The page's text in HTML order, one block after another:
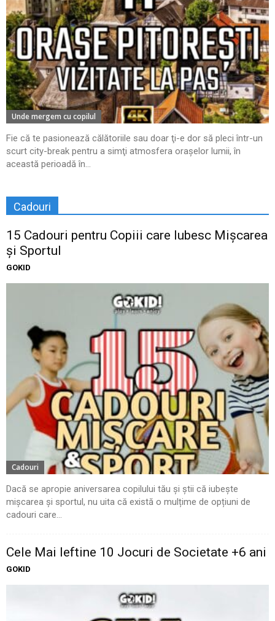
Unde mergem cu copilul
Fie că te pasionează călătoriile sau doar ţi-e dor să pleci într-un
scurt city-break pentru a simţi atmosfera oraşelor lumii, în
această perioadă în...
Cadouri
15 Cadouri pentru Copiii care Iubesc Mișcarea
și Sportul
GOKID
Cadouri
Dacă se apropie aniversarea copilului tău și știi că iubește
mișcarea și sportul, nu uita că există o mulțime de opțiuni de
cadouri care...
Cele Mai Ieftine 10 Jocuri de Societate +6 ani
GOKID